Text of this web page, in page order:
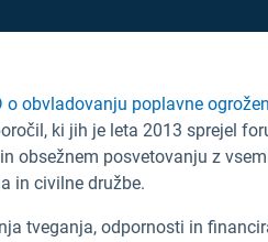
o obvladovanju poplavne
ki jih je leta 2013 sprejel
obsežnem posvetovanju z
in civilne družbe.
tveganja, odpornosti in